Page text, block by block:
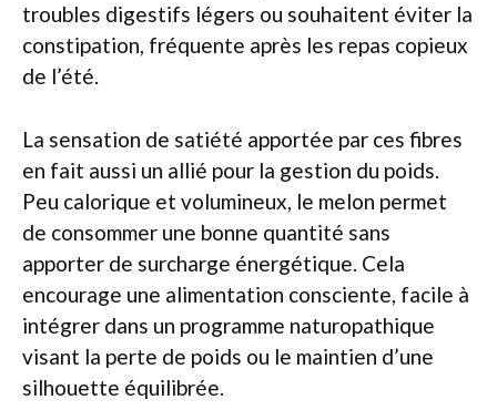
troubles digestifs légers ou souhaitent éviter la
constipation, fréquente après les repas copieux
de l’été.
La sensation de satiété apportée par ces fibres
en fait aussi un allié pour la gestion du poids.
Peu calorique et volumineux, le melon permet
de consommer une bonne quantité sans
apporter de surcharge énergétique. Cela
encourage une alimentation consciente, facile à
intégrer dans un programme naturopathique
visant la perte de poids ou le maintien d’une
silhouette équilibrée.